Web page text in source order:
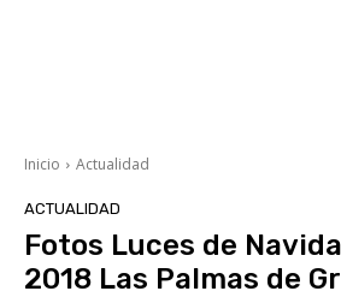
Inicio Actualidad
ACTUALIDAD
Fotos Luces de
2018 Las Palmas de